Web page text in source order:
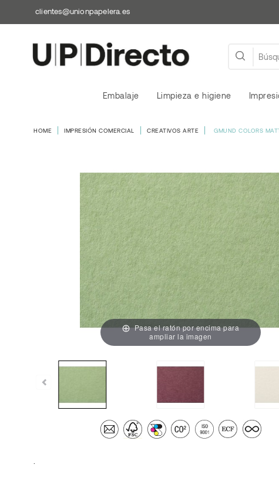
clientes@unionpapelera.es
Embalaje Limpieza e higiene
HOME IMPRESIÓN COMERCIAL CREATIVOS ARTE GMUND COLORS
Pasa el ratón por encima para
ampliar la imagen